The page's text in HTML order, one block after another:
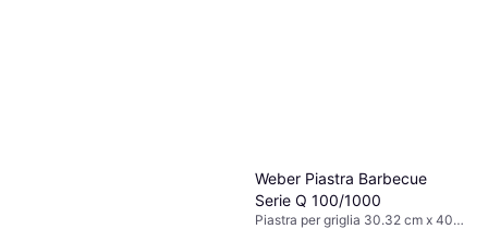
Weber Piastra Barbecue
Serie Q 100/1000
Piastra per griglia 30.32 cm x 40.8